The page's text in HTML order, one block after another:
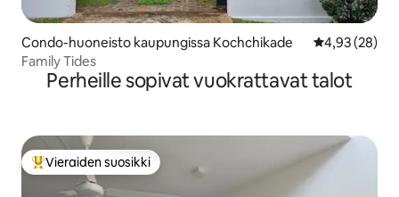
Condo-huoneisto kaupungissa Kochchikade
4,93 (28)
Family Tides
Perheille sopivat vuokrattavat talot
Vieraiden suosikkien parhaimmistoa
Vieraiden suosikki